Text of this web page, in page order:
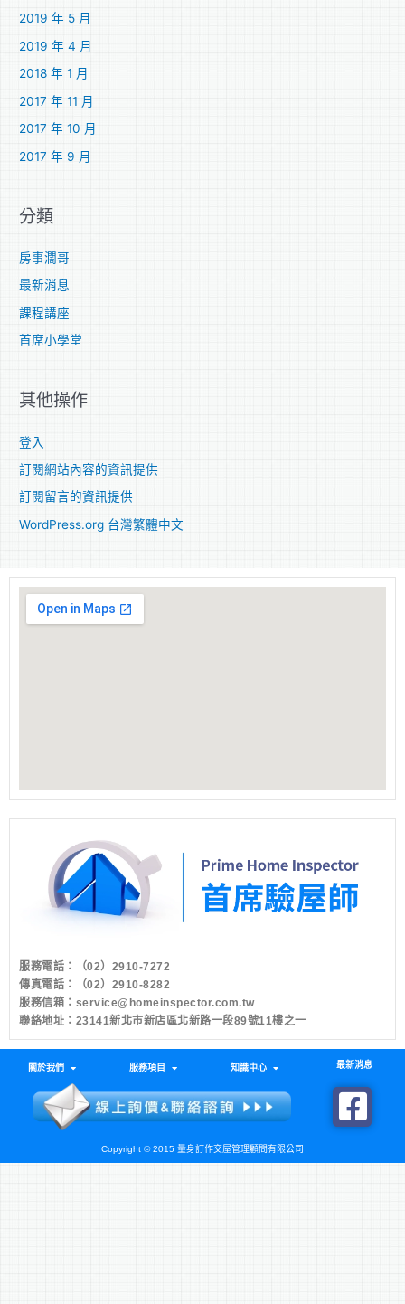
2019 年 5 月
2019 年 4 月
2018 年 1 月
2017 年 11 月
2017 年 10 月
2017 年 9 月
分類
房事濶哥
最新消息
課程講座
首席小學堂
其他操作
登入
訂閱網站內容的資訊提供
訂閱留言的資訊提供
WordPress.org 台灣繁體中文
服務電話：
（02）2910-7272
傳真電話：（02）2910-8282
服務信箱： service@homeinspector.com.tw
聯絡地址：23141新北市新店區北新路一段89號11樓之一
關於我們 服務項目 知識中心 最新消息
Copyright © 2015 量身訂作交屋管理顧問有限公司